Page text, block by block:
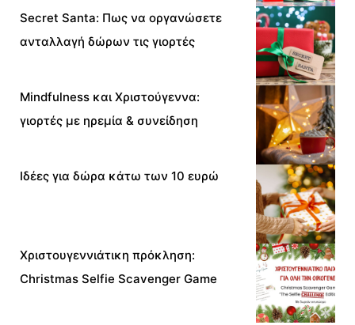
Secret Santa: Πως να οργανώσετε
ανταλλαγή δώρων τις γιορτές
Mindfulness και Χριστούγεννα:
γιορτές με ηρεμία & συνείδηση
Ιδέες για δώρα κάτω των 10 ευρώ
Χριστουγεννιάτικη πρόκληση:
Christmas Selfie Scavenger Game